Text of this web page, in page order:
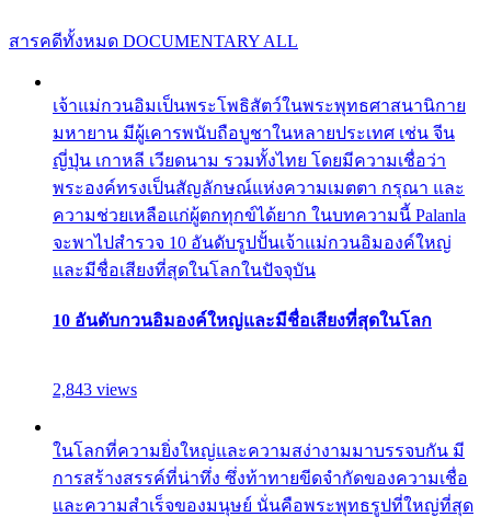
สารคดีทั้งหมด DOCUMENTARY ALL
เจ้าแม่กวนอิมเป็นพระโพธิสัตว์ในพระพุทธศาสนานิกาย
มหายาน มีผู้เคารพนับถือบูชาในหลายประเทศ เช่น จีน
ญี่ปุ่น เกาหลี เวียดนาม รวมทั้งไทย โดยมีความเชื่อว่า
พระองค์ทรงเป็นสัญลักษณ์แห่งความเมตตา กรุณา และ
ความช่วยเหลือแก่ผู้ตกทุกข์ได้ยาก ในบทความนี้ Palanla
จะพาไปสำรวจ 10 อันดับรูปปั้นเจ้าแม่กวนอิมองค์ใหญ่
และมีชื่อเสียงที่สุดในโลกในปัจจุบัน
10 อันดับกวนอิมองค์ใหญ่และมีชื่อเสียงที่สุดในโลก
2,843 views
ในโลกที่ความยิ่งใหญ่และความสง่างามมาบรรจบกัน มี
การสร้างสรรค์ที่น่าทึ่ง ซึ่งท้าทายขีดจำกัดของความเชื่อ
และความสำเร็จของมนุษย์ นั่นคือพระพุทธรูปที่ใหญ่ที่สุด